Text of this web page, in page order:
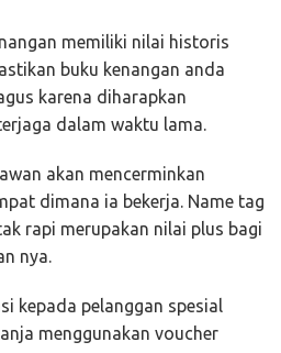
memiliki nilai historis
buku kenangan anda
karena diharapkan
dalam waktu lama.
akan mencerminkan
dimana ia bekerja. Name tag
rapi merupakan nilai plus bagi
nya.
kepada pelanggan spesial
menggunakan voucher